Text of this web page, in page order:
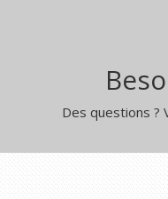
Des questions ?